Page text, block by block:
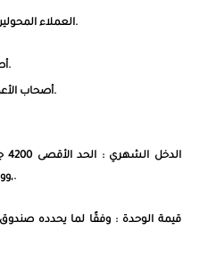
العملاء المحولين من صندوق التمويل العقاري.
أصحاب المهن الحرة (المهنيين).
أصحاب الأعمال الحرة (الأنشطة التجارية).
,ووفقا لتعديلات الجهات المعنية.
قيمة الوحدة : وفقًا لما يحدده